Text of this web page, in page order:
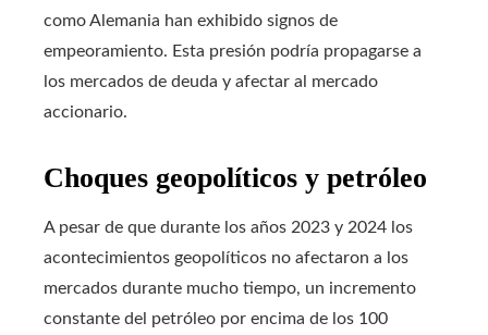
como Alemania han exhibido signos de
empeoramiento. Esta presión podría propagarse a
los mercados de deuda y afectar al mercado
accionario.
Choques geopolíticos y petróleo
A pesar de que durante los años 2023 y 2024 los
acontecimientos geopolíticos no afectaron a los
mercados durante mucho tiempo, un incremento
constante del petróleo por encima de los 100